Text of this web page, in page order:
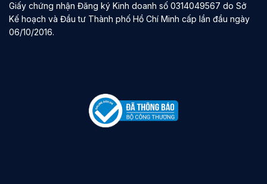
Giấy chứng nhận Đăng ký Kinh doanh số 0314049567 do Sở
Kế hoạch và Đầu tư Thành phố Hồ Chí Minh cấp lần đầu ngày
06/10/2016.